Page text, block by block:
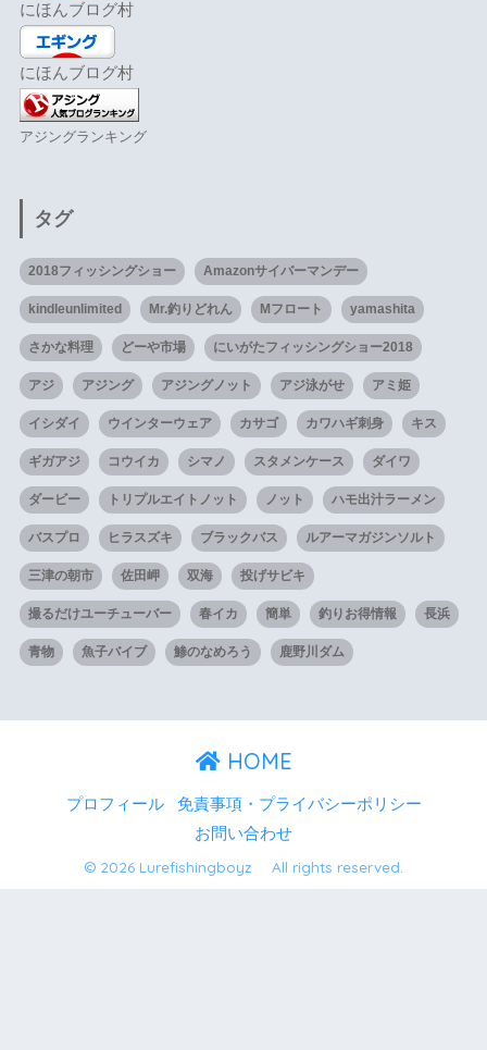
にほんブログ村
にほんブログ村
アジングランキング
タグ
2018フィッシングショー Amazonサイバーマンデー
kindleunlimited Mr.釣りどれん Mフロート yamashita
さかな料理 どーや市場 にいがたフィッシングショー2018
アジ アジング アジングノット アジ泳がせ アミ姫
イシダイ ウインターウェア カサゴ カワハギ刺身 キス
ギガアジ コウイカ シマノ スタメンケース ダイワ
ダービー トリプルエイトノット ノット ハモ出汁ラーメン
バスプロ ヒラスズキ ブラックバス ルアーマガジンソルト
三津の朝市 佐田岬 双海 投げサビキ
撮るだけユーチューバー 春イカ 簡単 釣りお得情報 長浜
青物 魚子バイブ 鯵のなめろう 鹿野川ダム
HOME
プロフィール
免責事項・プライバシーポリシー
お問い合わせ
© 2026 Lurefishingboyz All rights reserved.